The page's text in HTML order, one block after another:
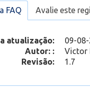
chave de
como realizo o
aluno/membro
acessar. Como
as tarefas
FAQ Avalie este
atualização:
09-
Autor: :
Victor
Revisão:
1.7